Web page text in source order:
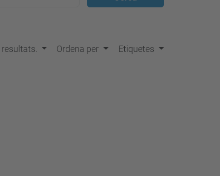
Ordena per Etiquetes